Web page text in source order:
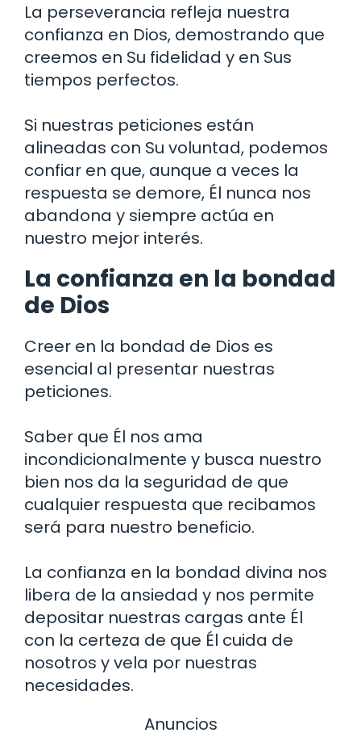
La perseverancia refleja nuestra
confianza en Dios, demostrando que
creemos en Su fidelidad y en Sus
tiempos perfectos.
Si nuestras peticiones están
alineadas con Su voluntad, podemos
confiar en que, aunque a veces la
respuesta se demore, Él nunca nos
abandona y siempre actúa en
nuestro mejor interés.
La confianza en la bondad
de Dios
Creer en la bondad de Dios es
esencial al presentar nuestras
peticiones.
Saber que Él nos ama
incondicionalmente y busca nuestro
bien nos da la seguridad de que
cualquier respuesta que recibamos
será para nuestro beneficio.
La confianza en la bondad divina nos
libera de la ansiedad y nos permite
depositar nuestras cargas ante Él
con la certeza de que Él cuida de
nosotros y vela por nuestras
necesidades.
Anuncios